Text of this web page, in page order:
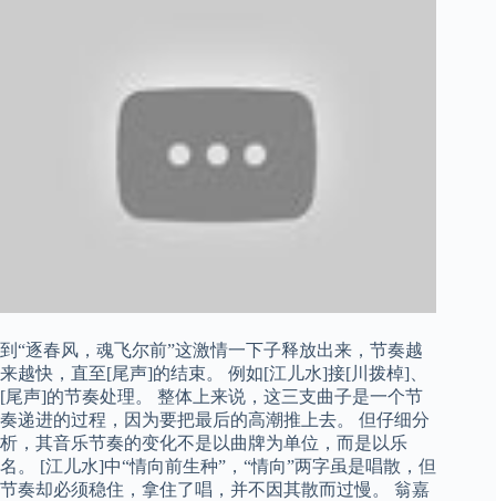
到“逐春风，魂飞尔前”这激情一下子释放出来，节奏越
来越快，直至[尾声]的结束。 例如[江儿水]接[川拨棹]、
[尾声]的节奏处理。 整体上来说，这三支曲子是一个节
奏递进的过程，因为要把最后的高潮推上去。 但仔细分
析，其音乐节奏的变化不是以曲牌为单位，而是以乐
名。 [江儿水]中“情向前生种”，“情向”两字虽是唱散，但
节奏却必须稳住，拿住了唱，并不因其散而过慢。 翁嘉